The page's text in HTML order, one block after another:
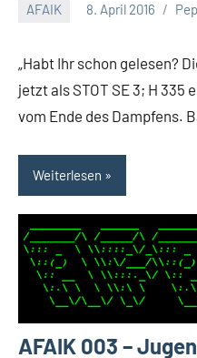
AFAIK 8. April 2016
„Habt Ihr schon gelesen?
jetzt als STOT SE 3; H 335
vom Ende des Dampfens.
Weiterlesen
AFAIK 003 –